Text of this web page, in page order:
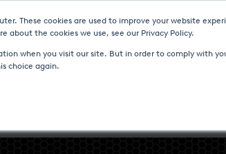
These cookies are used to improve your website
about the cookies we use, see our Privacy Policy.
when you visit our site. But in order to comply with
choice again.
Y EVENTOSCENTRO DE MEDIOSCARRERA